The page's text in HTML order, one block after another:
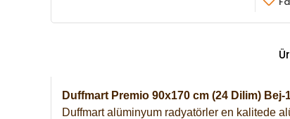
Duffmart Premio 90x170 cm (24 Dilim)
Duffmart alüminyum radyatörler en kalitede